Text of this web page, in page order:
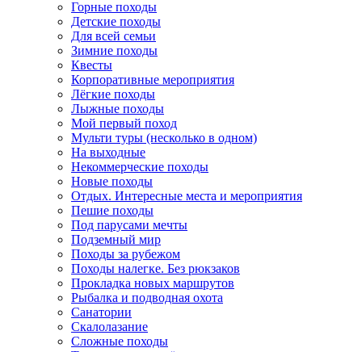
Горные походы
Детские походы
Для всей семьи
Зимние походы
Квесты
Корпоративные мероприятия
Лёгкие походы
Лыжные походы
Мой первый поход
Мульти туры (несколько в одном)
На выходные
Некоммерческие походы
Новые походы
Отдых. Интересные места и мероприятия
Пешие походы
Под парусами мечты
Подземный мир
Походы за рубежом
Походы налегке. Без рюкзаков
Прокладка новых маршрутов
Рыбалка и подводная охота
Санатории
Скалолазание
Сложные походы